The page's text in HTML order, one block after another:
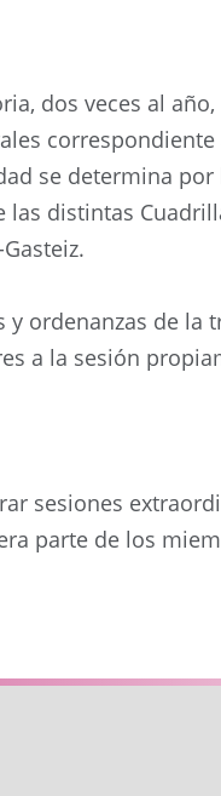
dos veces al
se determina
distintas
ordenanzas de la
a la sesión
sesiones
parte de los